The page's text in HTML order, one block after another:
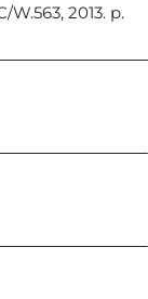
2013. p.